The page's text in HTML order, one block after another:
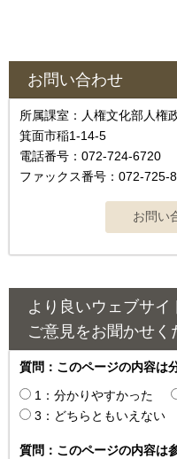
お問い合わせ
所属課室：人権文化部人権
箕面市稲1-14-5
電話番号：072-724-6720
ファックス番号：072-725-
より良いウェブサ
ご意見をお聞かせく
質問：このページの内容は
1：分かりやすかった
3：どちらともいえない
質問：このページの内容は